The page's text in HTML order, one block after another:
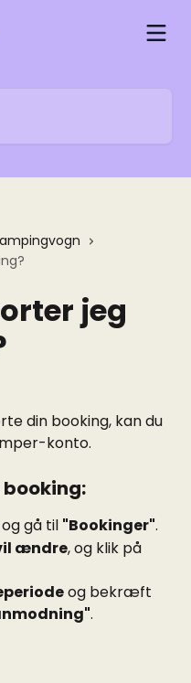
jeg
din booking, kan du
konto.
og gå til "Bookinger".
ændre, og klik på
og bekræft
.